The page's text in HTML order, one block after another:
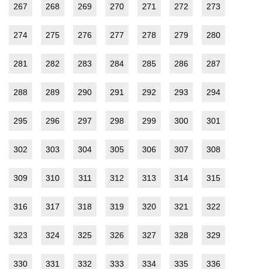
267 268 269 270 271 272 273
274 275 276 277 278 279 280
281 282 283 284 285 286 287
288 289 290 291 292 293 294
295 296 297 298 299 300 301
302 303 304 305 306 307 308
309 310 311 312 313 314 315
316 317 318 319 320 321 322
323 324 325 326 327 328 329
330 331 332 333 334 335 336